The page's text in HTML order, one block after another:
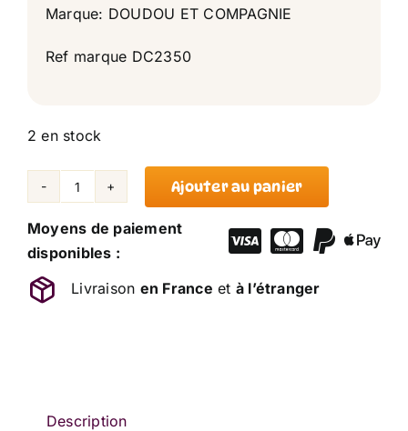
Marque: DOUDOU ET COMPAGNIE
Ref marque DC2350
2 en stock
quantité
de
Marionnette
Indien
Etiquette
Ajouter au panier
Moyens de paiement
disponibles :
Livraison en France et à l’étranger
Description